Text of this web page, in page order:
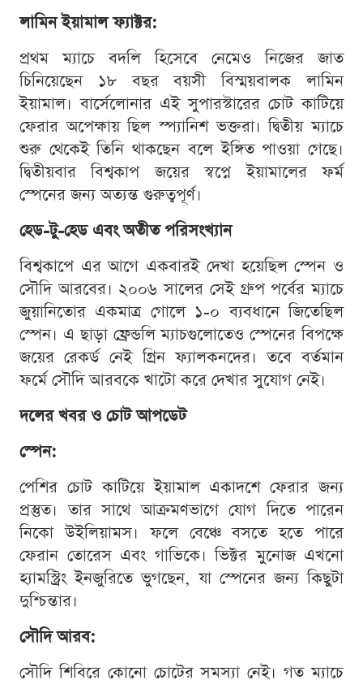
লামিন ইয়ামাল ফ্যাক্টর:
প্রথম ম্যাচে বদলি হিসেবে নেমেও নিজের জাত
চিনিয়েছেন ১৮ বছর বয়সী বিস্ময়বালক লামিন
ইয়ামাল। বার্সেলোনার এই সুপারস্টারের চোট কাটিয়ে
ফেরার অপেক্ষায় ছিল স্প্যানিশ ভক্তরা। দ্বিতীয় ম্যাচে
শুরু থেকেই তিনি থাকছেন বলে ইঙ্গিত পাওয়া গেছে।
দ্বিতীয়বার বিশ্বকাপ জয়ের স্বপ্নে ইয়ামালের ফর্ম
স্পেনের জন্য অত্যন্ত গুরুত্বপূর্ণ।
হেড-টু-হেড এবং অতীত পরিসংখ্যান
বিশ্বকাপে এর আগে একবারই দেখা হয়েছিল স্পেন ও
সৌদি আরবের। ২০০৬ সালের সেই গ্রুপ পর্বের ম্যাচে
জুয়ানিতোর একমাত্র গোলে ১-০ ব্যবধানে জিতেছিল
স্পেন। এ ছাড়া ফ্রেন্ডলি ম্যাচগুলোতেও স্পেনের বিপক্ষে
জয়ের রেকর্ড নেই গ্রিন ফ্যালকনদের। তবে বর্তমান
ফর্মে সৌদি আরবকে খাটো করে দেখার সুযোগ নেই।
দলের খবর ও চোট আপডেট
স্পেন:
পেশির চোট কাটিয়ে ইয়ামাল একাদশে ফেরার জন্য
প্রস্তুত। তার সাথে আক্রমণভাগে যোগ দিতে পারেন
নিকো উইলিয়ামস। ফলে বেঞ্চে বসতে হতে পারে
ফেরান তোরেস এবং গাভিকে। ভিক্টর মুনোজ এখনো
হ্যামস্ট্রিং ইনজুরিতে ভুগছেন, যা স্পেনের জন্য কিছুটা
দুশ্চিন্তার।
সৌদি আরব:
সৌদি শিবিরে কোনো চোটের সমস্যা নেই। গত ম্যাচে